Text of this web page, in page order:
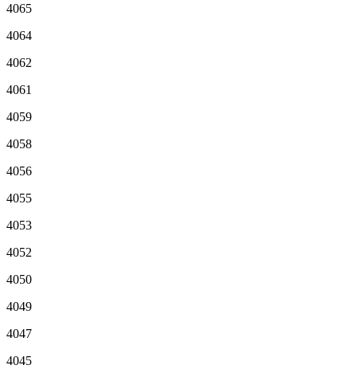
4065
4064
4062
4061
4059
4058
4056
4055
4053
4052
4050
4049
4047
4045